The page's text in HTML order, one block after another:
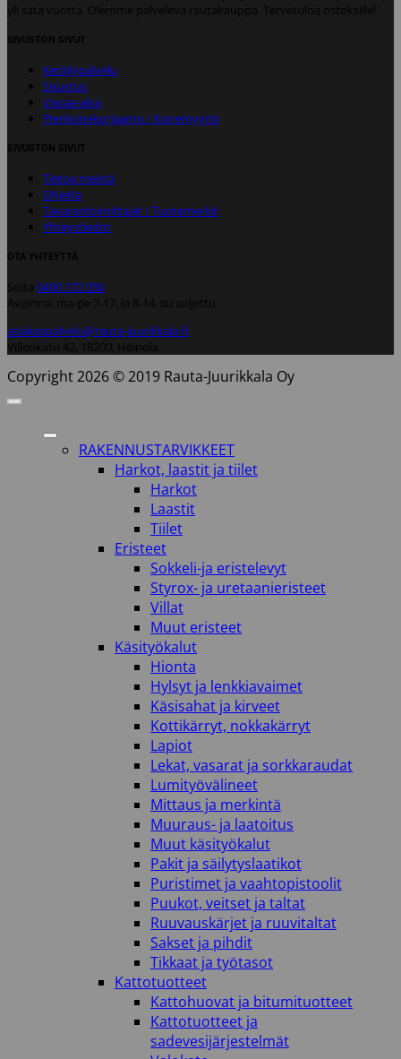
yli sata vuotta. Olemme palveleva rautakauppa. Tervetuloa ostoksille!
SIVUSTON SIVUT
Keräilypalvelu
Sisustus
Vapaa-aika
Pienkonekorjaamo / Konemyynti
SIVUSTON SIVUT
Tietoa meistä
Ohjeita
Tavarantoimittajat / Tuotemerkit
Yhteystiedot
OTA YHTEYTTÄ
Soita 0400 172 050
Avoinna: ma-pe 7-17, la 8-14, su suljettu.
asiakaspalvelu@rauta-juurikkala.fi
Villenkatu 42, 18200, Heinola
Copyright 2026 © 2019 Rauta-Juurikkala Oy
RAKENNUSTARVIKKEET
Harkot, laastit ja tiilet
Harkot
Laastit
Tiilet
Eristeet
Sokkeli-ja eristelevyt
Styrox- ja uretaanieristeet
Villat
Muut eristeet
Käsityökalut
Hionta
Hylsyt ja lenkkiavaimet
Käsisahat ja kirveet
Kottikärryt, nokkakärryt
Lapiot
Lekat, vasarat ja sorkkaraudat
Lumityövälineet
Mittaus ja merkintä
Muuraus- ja laatoitus
Muut käsityökalut
Pakit ja säilytyslaatikot
Puristimet ja vaahtopistoolit
Puukot, veitset ja taltat
Ruuvauskärjet ja ruuvitaltat
Sakset ja pihdit
Tikkaat ja työtasot
Kattotuotteet
Kattohuovat ja bitumituotteet
Kattotuotteet ja
sadevesijärjestelmät